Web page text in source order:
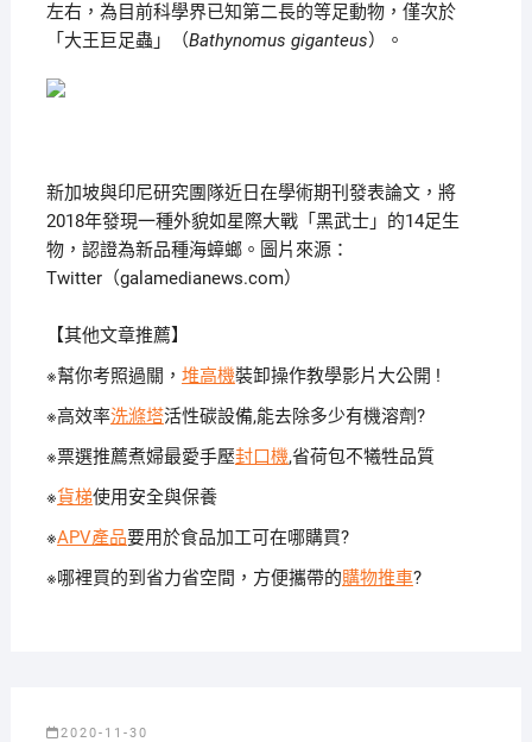
左右，為目前科學界已知第二長的等足動物，僅次於
「大王巨足蟲」（Bathynomus giganteus）。
新加坡與印尼研究團隊近日在學術期刊發表論文，將
2018年發現一種外貌如星際大戰「黑武士」的14足生
物，認證為新品種海蟑螂。圖片來源：
Twitter（galamedianews.com）
【其他文章推薦】
※幫你考照過關， 堆高機裝卸操作教學影片大公開 !
※高效率洗滌塔活性碳設備,能去除多少有機溶劑?
※票選推薦煮婦最愛手壓封口機,省荷包不犧牲品質
※貨梯使用安全與保養
※APV產品要用於食品加工可在哪購買?
※哪裡買的到省力省空間，方便攜帶的購物推車?
2020-11-30